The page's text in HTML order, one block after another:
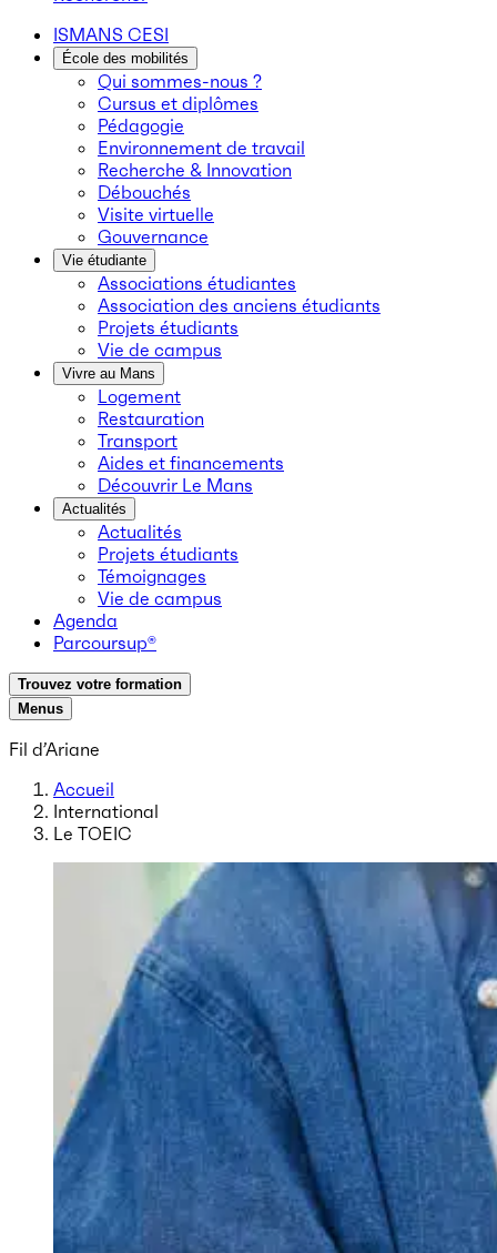
ISMANS CESI
École des mobilités
Qui sommes-nous ?
Cursus et diplômes
Pédagogie
Environnement de travail
Recherche & Innovation
Débouchés
Visite virtuelle
Gouvernance
Vie étudiante
Associations étudiantes
Association des anciens étudiants
Projets étudiants
Vie de campus
Vivre au Mans
Logement
Restauration
Transport
Aides et financements
Découvrir Le Mans
Actualités
Actualités
Projets étudiants
Témoignages
Vie de campus
Agenda
Parcoursup®
Trouvez votre formation
Menus
Fil d’Ariane
Accueil
International
Le TOEIC